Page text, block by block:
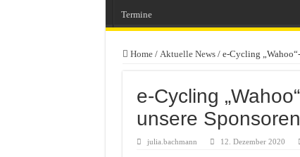
Termine
Home / Aktuelle News / e-Cycling
e-Cycling
unsere
julia.bachmann 12. Dezember 2020